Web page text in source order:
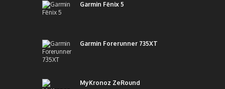
Garmin Fēnix 5
Garmin Forerunner 735XT
MyKronoz ZeRound